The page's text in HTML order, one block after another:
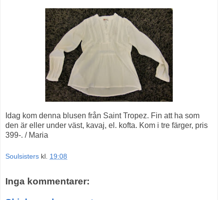
Idag kom denna blusen från Saint Tropez. Fin att ha som
den är eller under väst, kavaj, el. kofta. Kom i tre färger, pris
399-. / Maria
Soulsisters kl. 19:08
Inga kommentarer: